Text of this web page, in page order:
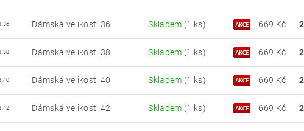
Dámská velikost: 36 Skladem (1 ks) 669 Kč
Dámská velikost: 38 Skladem (1 ks) 669 Kč
Dámská velikost: 40 Skladem (1 ks) 669 Kč
Dámská velikost: 42 Skladem (1 ks) 669 Kč